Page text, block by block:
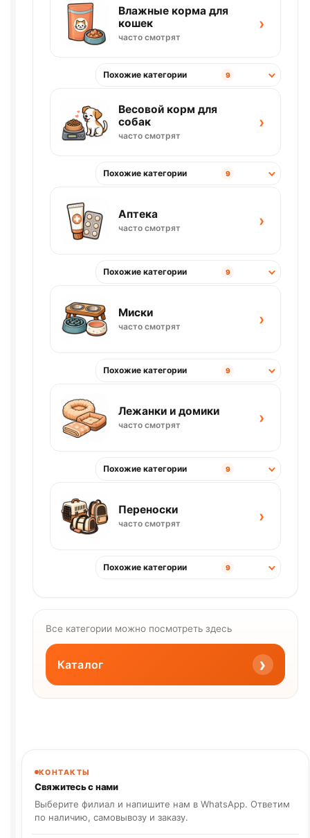
Влажные корма для
кошек
часто смотрят
›
Похожие категории 9
Весовой корм для
собак
часто смотрят
›
Похожие категории 9
Аптека
часто смотрят ›
Похожие категории 9
Миски
часто смотрят ›
Похожие категории 9
Лежанки и домики
часто смотрят ›
Похожие категории 9
Переноски
часто смотрят ›
Похожие категории 9
Все категории можно посмотреть здесь
Каталог ›
КОНТАКТЫ
Свяжитесь с нами
Выберите филиал и напишите нам в WhatsApp. Ответим
по наличию, самовывозу и заказу.